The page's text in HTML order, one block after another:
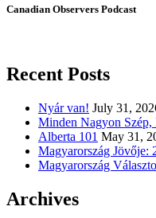
Canadian Observers Podcast
Recent Posts
Nyár van! July 31,
Minden Nagyon
Alberta 101 May 31,
Magyarország Jövője:
Magyarország
Archives